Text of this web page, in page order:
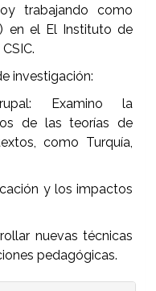
trabajando como
en el El Instituto de
investigación:
Examino la
de las teorías de
como Turquía,
y los impactos
nuevas técnicas
pedagógicas.